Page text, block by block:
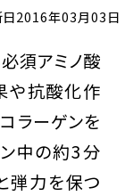
日2016年03月03日
須アミノ酸
や抗酸化作
ラーゲンを
中の約3分
弾力を保つ